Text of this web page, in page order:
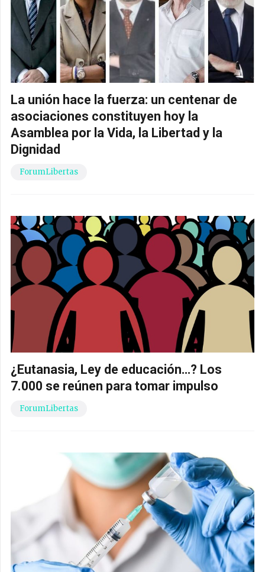
La unión hace la fuerza: un centenar de
asociaciones constituyen hoy la
Asamblea por la Vida, la Libertad y la
Dignidad
ForumLibertas
¿Eutanasia, Ley de educación…? Los
7.000 se reúnen para tomar impulso
ForumLibertas